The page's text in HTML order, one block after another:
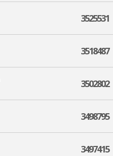
3525531
3518487
3502802
3498795
3497415